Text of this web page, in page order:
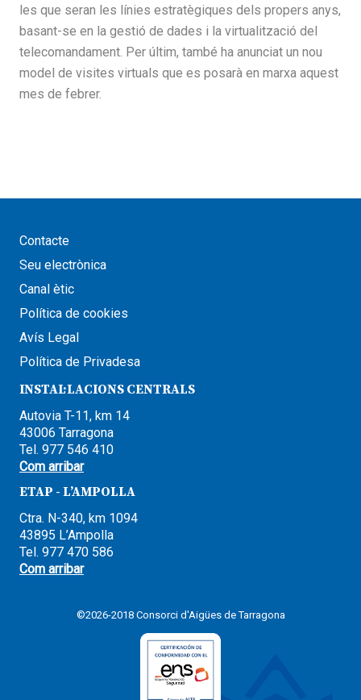
les que seran les línies estratègiques dels propers anys,
basant-se en la gestió de dades i la virtualització del
telecomandament. Per últim, també ha anunciat un nou
model de visites virtuals que es posarà en marxa aquest
mes de febrer.
Contacte
Seu electrònica
Canal ètic
Política de cookies
Avís Legal
Política de Privadesa
INSTAL·LACIONS CENTRALS
Autovia T-11, km 14
43006 Tarragona
Tel. 977 546 410
Com arribar
ETAP - L’AMPOLLA
Ctra. N-340, km 1094
43895 L’Ampolla
Tel. 977 470 586
Com arribar
©2026-2018 Consorci d'Aigües de Tarragona